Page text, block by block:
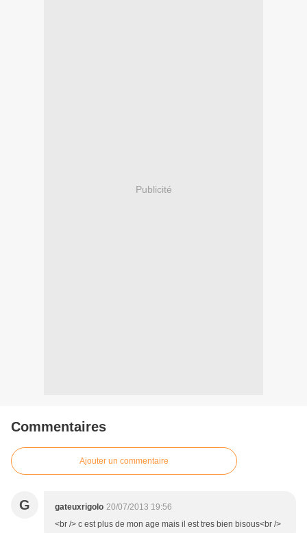
Publicité
Commentaires
Ajouter un commentaire
G gateuxrigolo 20/07/2013 19:56
<br /> c est plus de mon age mais il est tres bien bisous<br />